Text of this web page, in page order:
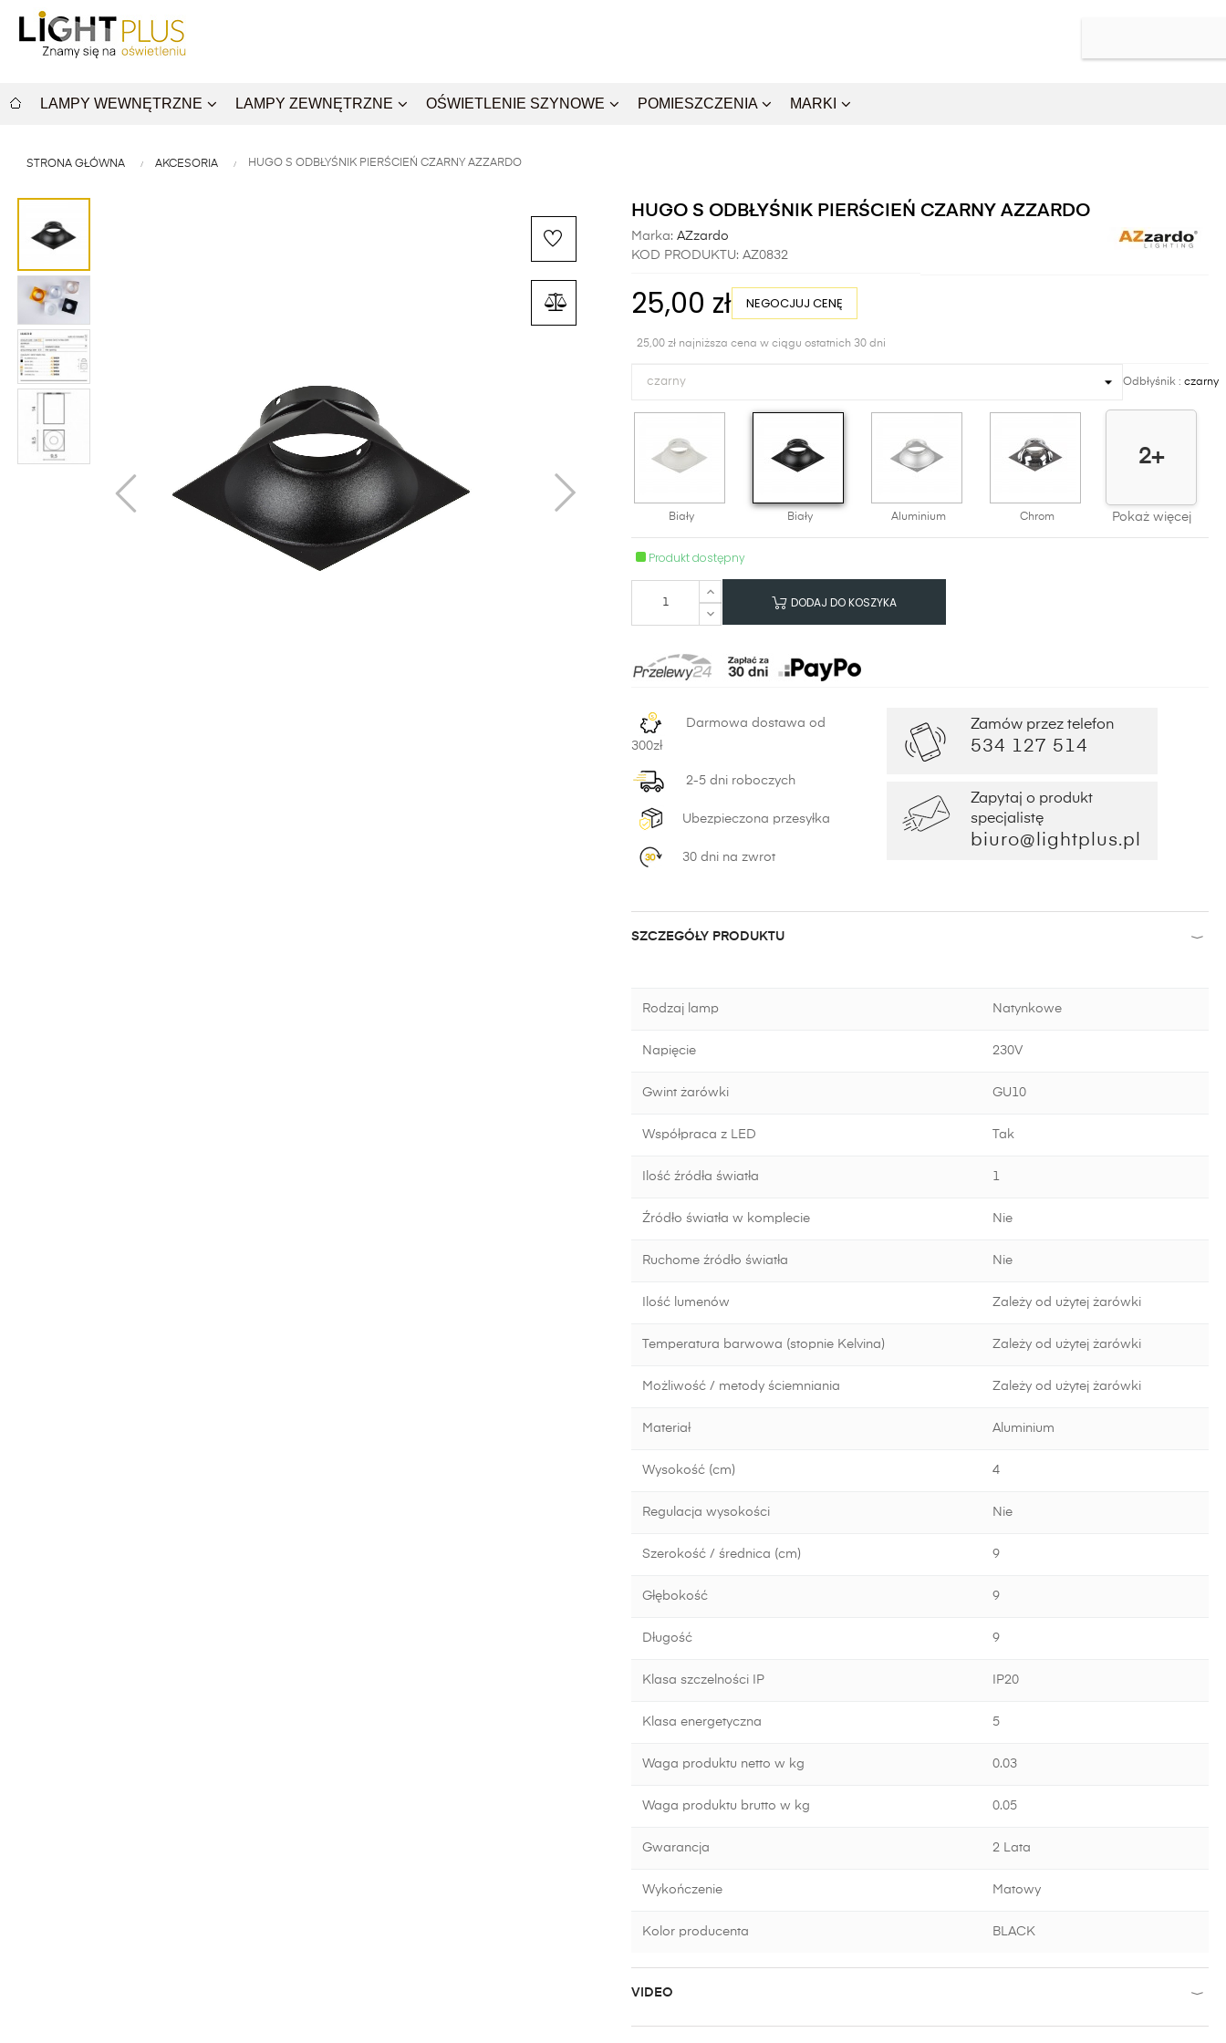
LAMPY WEWNĘTRZNE LAMPY ZEWNĘTRZNE OŚWIETLENIE SZYNOWE POMIESZCZENIA MARKI
STRONA GŁÓWNA AKCESORIA HUGO S ODBŁYŚNIK PIERŚCIEŃ CZARNY AZZARDO
HUGO S ODBŁYŚNIK PIERŚCIEŃ CZARNY AZZARDO
Marka: AZzardo
KOD PRODUKTU: AZ0832
25,00 zł NEGOCJUJ CENĘ
25,00 zł najniższa cena w ciągu ostatnich 30 dni
Odbłyśnik :czarny
Biały Biały Aluminium Chrom
2+
Pokaż więcej
Produkt dostępny
DODAJ DO KOSZYKA
Darmowa dostawa od
300zł
2-5 dni roboczych
Ubezpieczona przesyłka
30 dni na zwrot
Zamów przez telefon
534 127 514
Zapytaj o produkt
specjalistę
biuro@lightplus.pl
SZCZEGÓŁY PRODUKTU
Rodzaj lamp Natynkowe
Napięcie 230V
Gwint żarówki GU10
Współpraca z LED Tak
Ilość źródła światła 1
Źródło światła w komplecie Nie
Ruchome źródło światła Nie
Ilość lumenów Zależy od użytej żarówki
Temperatura barwowa (stopnie Kelvina) Zależy od użytej żarówki
Możliwość / metody ściemniania Zależy od użytej żarówki
Materiał Aluminium
Wysokość (cm) 4
Regulacja wysokości Nie
Szerokość / średnica (cm) 9
Głębokość 9
Długość 9
Klasa szczelności IP IP20
Klasa energetyczna 5
Waga produktu netto w kg 0.03
Waga produktu brutto w kg 0.05
Gwarancja 2 Lata
Wykończenie Matowy
Kolor producenta BLACK
VIDEO